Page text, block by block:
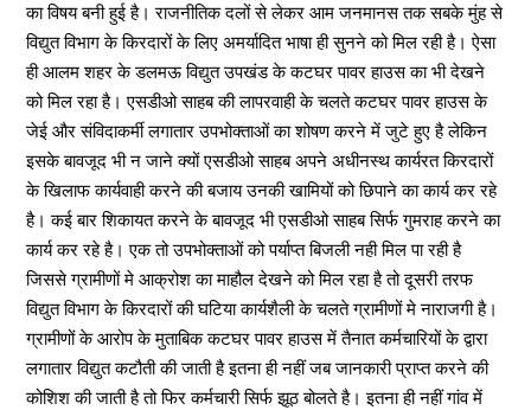
का विषय बनी हुई है। राजनीतिक दलों से लेकर आम जनमानस तक सबके मुंह से
विद्युत विभाग के किरदारों के लिए अमर्यादित भाषा ही सुनने को मिल रही है। ऐसा
ही आलम शहर के डलमऊ विद्युत उपखंड के कटघर पावर हाउस का भी देखने
को मिल रहा है। एसडीओ साहब की लापरवाही के चलते कटघर पावर हाउस के
जेई और संविदाकर्मी लगातार उपभोक्ताओं का शोषण करने में जुटे हुए है लेकिन
इसके बावजूद भी न जाने क्यों एसडीओ साहब अपने अधीनस्थ कार्यरत किरदारों
के खिलाफ कार्यवाही करने की बजाय उनकी खामियों को छिपाने का कार्य कर रहे
है। कई बार शिकायत करने के बावजूद भी एसडीओ साहब सिर्फ गुमराह करने का
कार्य कर रहे है। एक तो उपभोक्ताओं को पर्याप्त बिजली नही मिल पा रही है
जिससे ग्रामीणों मे आक्रोश का माहौल देखने को मिल रहा है तो दूसरी तरफ
विद्युत विभाग के किरदारों की घटिया कार्यशैली के चलते ग्रामीणों मे नाराजगी है।
ग्रामीणों के आरोप के मुताबिक कटघर पावर हाउस में तैनात कर्मचारियों के द्वारा
लगातार विद्युत कटौती की जाती है इतना ही नहीं जब जानकारी प्राप्त करने की
कोशिश की जाती है तो फिर कर्मचारी सिर्फ झूठ बोलते है। इतना ही नहीं गांव में